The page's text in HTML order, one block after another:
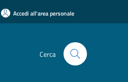
Accedi all'area personale
Cerca